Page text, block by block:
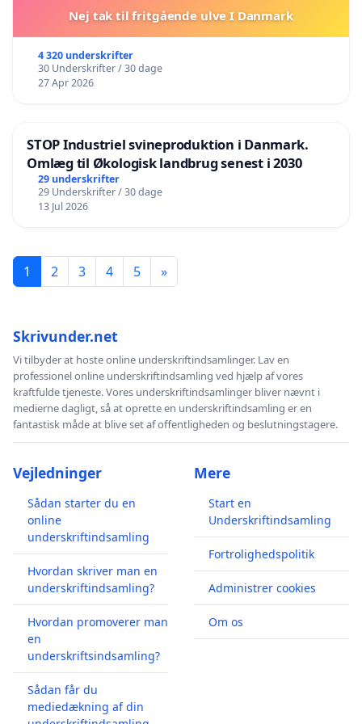
Nej tak til fritgående ulve I Danmark
4 320 underskrifter
30 Underskrifter / 30 dage
27 Apr 2026
STOP Industriel svineproduktion i Danmark.
Omlæg til Økologisk landbrug senest i 2030
29 underskrifter
29 Underskrifter / 30 dage
13 Jul 2026
1 2 3 4 5 »
Skrivunder.net
Vi tilbyder at hoste online underskriftindsamlinger. Lav en
professionel online underskriftindsamling ved hjælp af vores
kraftfulde tjeneste. Vores underskriftindsamlinger bliver nævnt i
medierne dagligt, så at oprette en underskriftindsamling er en
fantastisk måde at blive set af offentligheden og beslutningstagere.
Vejledninger
Sådan starter du en
online
underskriftindsamling
Hvordan skriver man en
underskriftindsamling?
Hvordan promoverer man
en
underskriftsindsamling?
Sådan får du
mediedækning af din
Mere
Start en
Underskriftindsamling
Fortrolighedspolitik
Administrer cookies
Om os